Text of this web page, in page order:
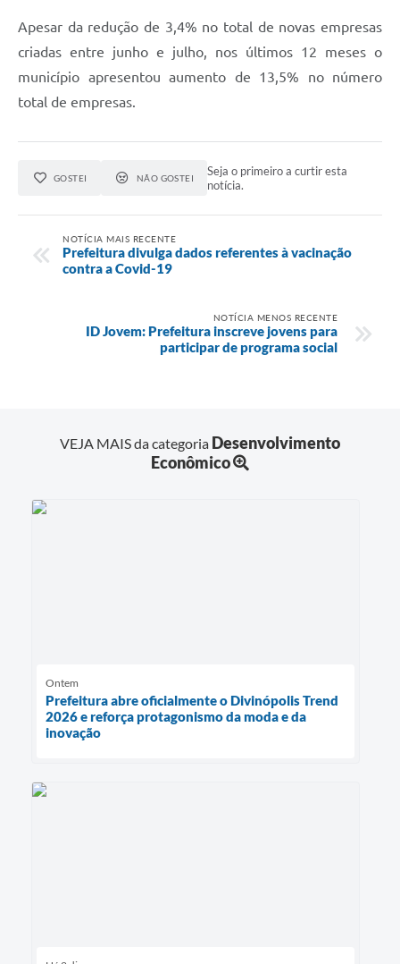
Apesar da redução de 3,4% no total de novas empresas
criadas entre junho e julho, nos últimos 12 meses o
município apresentou aumento de 13,5% no número
total de empresas.
GOSTEI NÃO GOSTEI
Seja o primeiro a curtir esta
notícia.
NOTÍCIA MAIS RECENTE
Prefeitura divulga dados referentes à vacinação
contra a Covid-19
NOTÍCIA MENOS RECENTE
ID Jovem: Prefeitura inscreve jovens para
participar de programa social
VEJA MAIS da categoria Desenvolvimento
Econômico
Ontem
Prefeitura abre oficialmente o Divinópolis Trend
2026 e reforça protagonismo da moda e da
inovação